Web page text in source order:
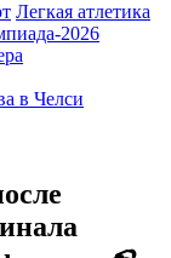
Легкая атлетика
2026
в Челси